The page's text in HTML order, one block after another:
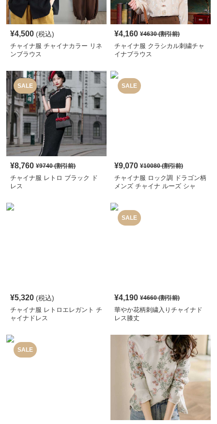
¥4,500 (税込)
チャイナ服 チャイナカラー リネ
ンブラウス
¥4,160 ¥4630(割引前)
チャイナ服 クラシカル刺繍チャ
イナブラウス
SALE
¥8,760 ¥9740(割引前)
チャイナ服 レトロ ブラック ド
レス
SALE
¥9,070 ¥10080(割引前)
チャイナ服 ロック調 ドラゴン柄
メンズ チャイナ ルーズ シャ
¥5,320 (税込)
チャイナ服 レトロエレガント チ
ャイナドレス
SALE
¥4,190 ¥4660(割引前)
華やか花柄刺繍入りチャイナド
レス膝丈
SALE